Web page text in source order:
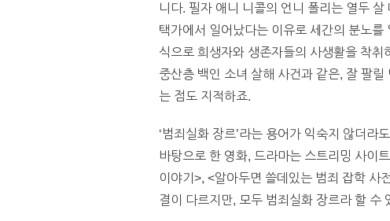
니다. 필자 애니 니콜의 언니 폴리는 열두
택가에서 일어났다는 이유로 세간의 분노
식으로 희생자와 생존자들의 사생활을 착
중산층 백인 소녀 살해 사건과 같은, 잘 팔
는 점도 지적하죠.
‘범죄실화 장르’라는 용어가 익숙지 않더
바탕으로 한 영화, 드라마는 스트리밍 사이
이야기>, <알아두면 쓸데있는 범죄 잡학 사
결이 다르지만, 모두 범죄실화 장르라 할 수